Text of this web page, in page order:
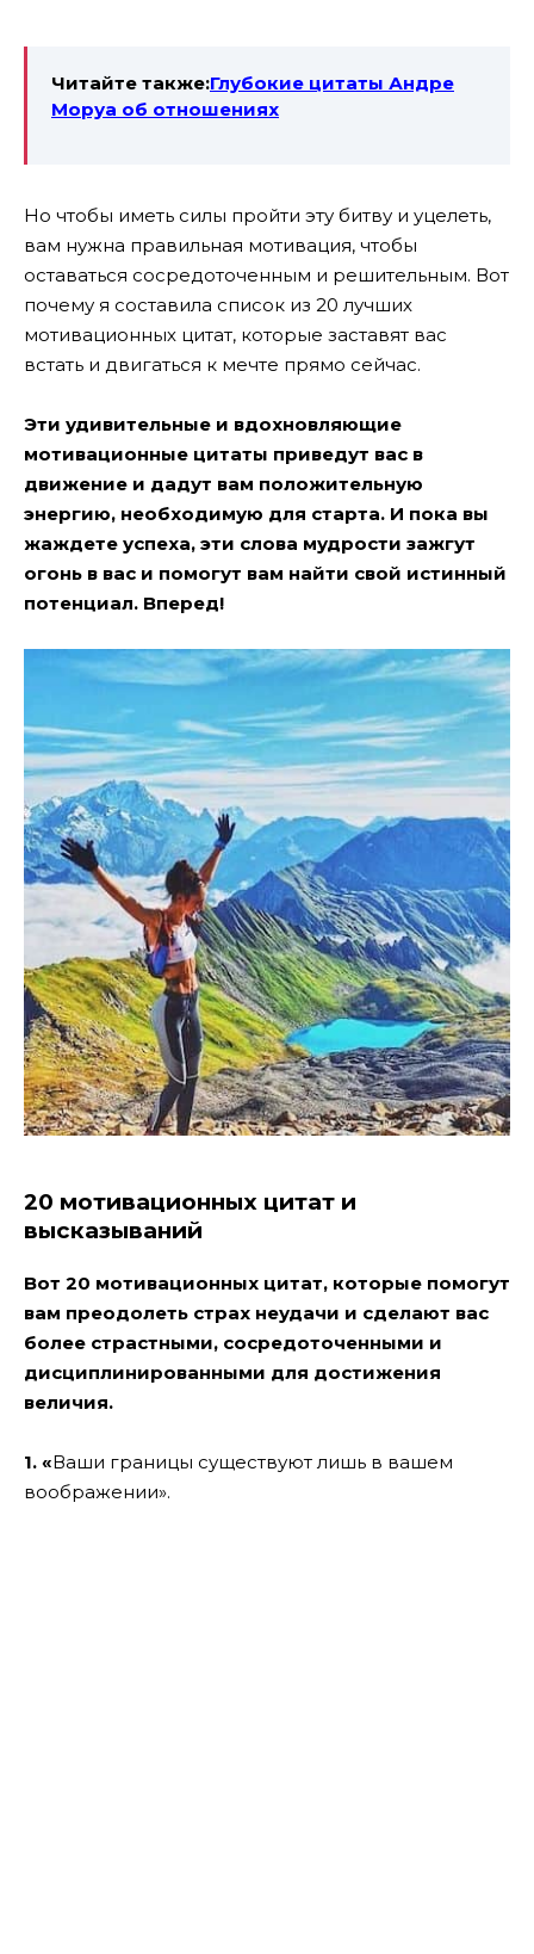
Читайте также:Глубокие цитаты Андре
Моруа об отношениях
Но чтобы иметь силы пройти эту битву и уцелеть,
вам нужна правильная мотивация, чтобы
оставаться сосредоточенным и решительным. Вот
почему я составила список из 20 лучших
мотивационных цитат, которые заставят вас
встать и двигаться к мечте прямо сейчас.
Эти удивительные и вдохновляющие
мотивационные цитаты приведут вас в
движение и дадут вам положительную
энергию, необходимую для старта. И пока вы
жаждете успеха, эти слова мудрости зажгут
огонь в вас и помогут вам найти свой истинный
потенциал. Вперед!
20 мотивационных цитат и
высказываний
Вот 20 мотивационных цитат, которые помогут
вам преодолеть страх неудачи и сделают вас
более страстными, сосредоточенными и
дисциплинированными для достижения
величия.
1. «Ваши границы существуют лишь в вашем
воображении».